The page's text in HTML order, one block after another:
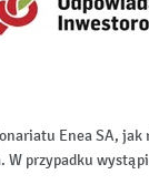
Enea SA,
przypadku